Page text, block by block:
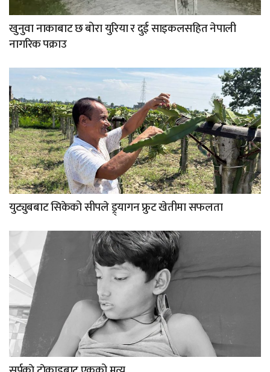
खुनुवा नाकाबाट छ बोरा युरिया र दुई साइकलसहित नेपाली
नागरिक पक्राउ
युट्युबबाट सिकेको सीपले ड्र्यागन फ्रुट खेतीमा सफलता